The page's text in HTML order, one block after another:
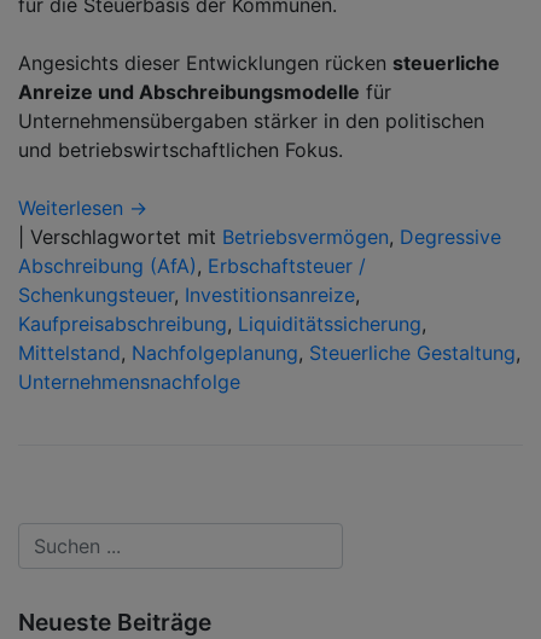
für die Steuerbasis der Kommunen.
Angesichts dieser Entwicklungen rücken steuerliche
Anreize und Abschreibungsmodelle für
Unternehmensübergaben stärker in den politischen
und betriebswirtschaftlichen Fokus.
Weiterlesen →
Verschlagwortet mit Betriebsvermögen, Degressive
Abschreibung (AfA), Erbschaftsteuer /
Schenkungsteuer, Investitionsanreize,
Kaufpreisabschreibung, Liquiditätssicherung,
Mittelstand, Nachfolgeplanung, Steuerliche Gestaltung,
Unternehmensnachfolge
Neueste Beiträge